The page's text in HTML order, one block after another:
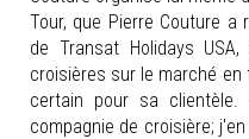
Tour, que Pierre Couture
de Transat Holidays
croisières sur le marché en
certain pour sa
compagnie de croisière;